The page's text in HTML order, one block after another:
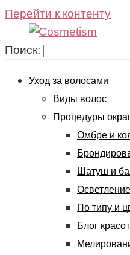
Перейти к контенту
Поиск:
Уход за волосами
Виды волос
Процедуры
Омбре и
Шатуш и
Осветление
По типу и
Блог